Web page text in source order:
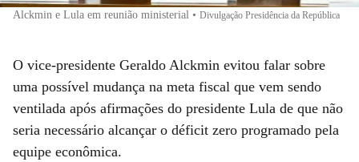
Alckmin e Lula em reunião ministerial • Divulgação Presidência da República
O vice-presidente Geraldo Alckmin evitou falar sobre
uma possível mudança na meta fiscal que vem sendo
ventilada após afirmações do presidente Lula de que não
seria necessário alcançar o déficit zero programado pela
equipe econômica.